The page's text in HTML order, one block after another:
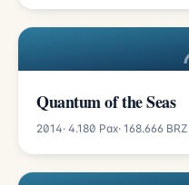
Quantum of the Seas
2014· 4.180 Pax· 168.666 BRZ